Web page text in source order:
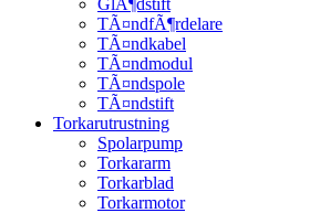
TÃ¤ndfÃ¶rdelare
TÃ¤ndkabel
TÃ¤ndmodul
TÃ¤ndspole
TÃ¤ndstift
Torkarutrustning
Spolarpump
Torkararm
Torkarblad
Torkarmotor